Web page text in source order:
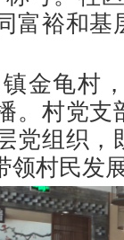
富裕和
金龟村
。村党
党组织
领村民发